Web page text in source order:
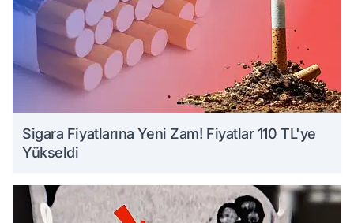
Sigara Fiyatlarına Yeni Zam! Fiyatlar 110 TL'ye
Yükseldi